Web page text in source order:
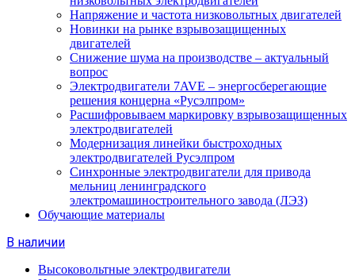
Напряжение и частота низковольтных двигателей
Новинки на рынке взрывозащищенных
двигателей
Снижение шума на производстве – актуальный
вопрос
Электродвигатели 7AVE – энергосберегающие
решения концерна «Русэлпром»
Расшифровываем маркировку взрывозащищенных
электродвигателей
Модернизация линейки быстроходных
электродвигателей Русэлпром
Синхронные электродвигатели для привода
мельниц ленинградского
электромашиностроительного завода (ЛЭЗ)
Обучающие материалы
В наличии
Высоковольтные электродвигатели